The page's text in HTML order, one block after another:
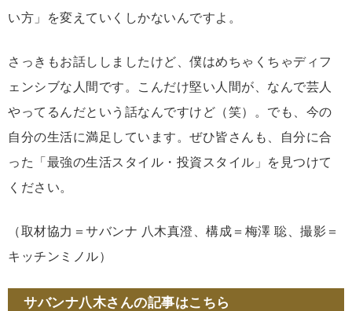
い方」を変えていくしかないんですよ。
さっきもお話ししましたけど、僕はめちゃくちゃディフ
ェンシブな人間です。こんだけ堅い人間が、なんで芸人
やってるんだという話なんですけど（笑）。でも、今の
自分の生活に満足しています。ぜひ皆さんも、自分に合
った「最強の生活スタイル・投資スタイル」を見つけて
ください。
（取材協力＝サバンナ 八木真澄、構成＝梅澤 聡、撮影＝
キッチンミノル）
サバンナ八木さんの記事はこちら